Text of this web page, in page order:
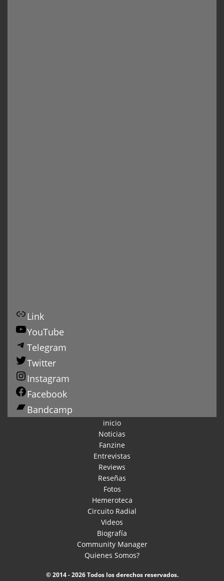
Link
YouTube
Telegram
Twitter
Instagram
Facebook
Bandcamp
inicio
Noticias
Fanzine
Entrevistas
Reviews
Reseñas
Fotos
Hemeroteca
Circuito Radial
Videos
Biografía
Community Manager
Quienes Somos?
© 2014 - 2026 Todos los derechos reservados.